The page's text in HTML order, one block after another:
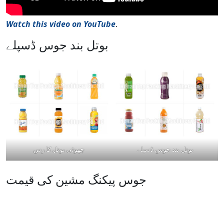
Watch this video on YouTube.
بوتل بند جوس ڈسپلے
چھوٹی بوتل کا رس بوتل بند جوس ڈسپلے
جوس پیکنگ مشین کی قیمت